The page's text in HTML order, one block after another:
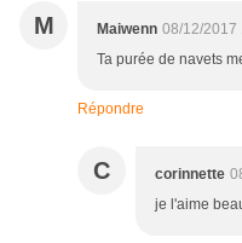
M Maiwenn 08/12/2017
Ta purée de navets
Répondre
C corinnette
je l'aime